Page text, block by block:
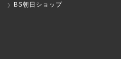
BS朝日ショップ